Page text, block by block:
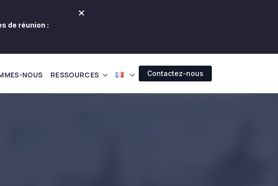
de réunion :
×
NOUS RESSOURCES Contactez-nous